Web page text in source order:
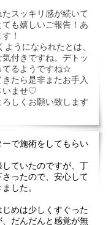
スッキリ感が続いて
も嬉しいご報告！あ
！
うになられたとは、
付きですね。デトッ
てるようですね☆
たら是非またお手入
いませ♡
しくお願い致します
で施術をしてもらい
ていたのですが、丁
ったので、安心して
した。
めは少しくすぐった
だんだんと感覚が無